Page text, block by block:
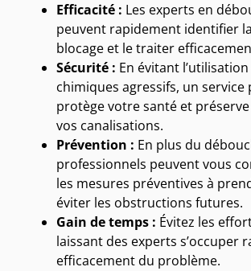
Efficacité : Les experts en
peuvent rapidement identifier
blocage et le traiter
Sécurité : En évitant
chimiques agressifs, un service
protège votre santé et
vos canalisations.
Prévention : En plus du
professionnels peuvent vous
les mesures préventives à
éviter les obstructions futures.
Gain de temps : Évitez les
laissant des experts s’occuper
efficacement du problème.